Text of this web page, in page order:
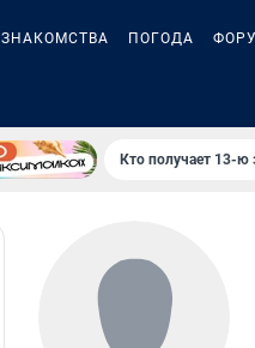
ЗНАКОМСТВА ПОГОДА
Кто получает 13-ю